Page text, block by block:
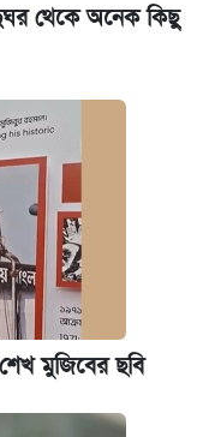
থেকে অনেক কিছু
মুজিবের ছবি